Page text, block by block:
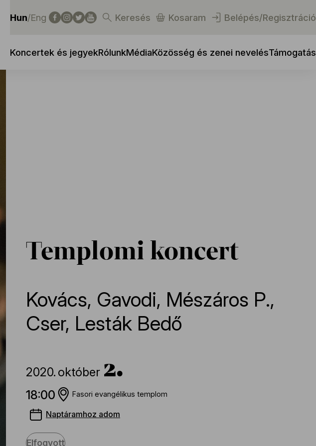
Hun/Eng Keresés Kosaram Belépés/Regisztráció
Koncertek és jegyekRólunkMédiaKözösség és zenei nevelésTámogatás
Templomi koncert
Kovács, Gavodi, Mészáros P.,
Cser, Lesták Bedő
2020. október 2
18:00 Fasori evangélikus templom
Naptáramhoz adom
Elfogyott